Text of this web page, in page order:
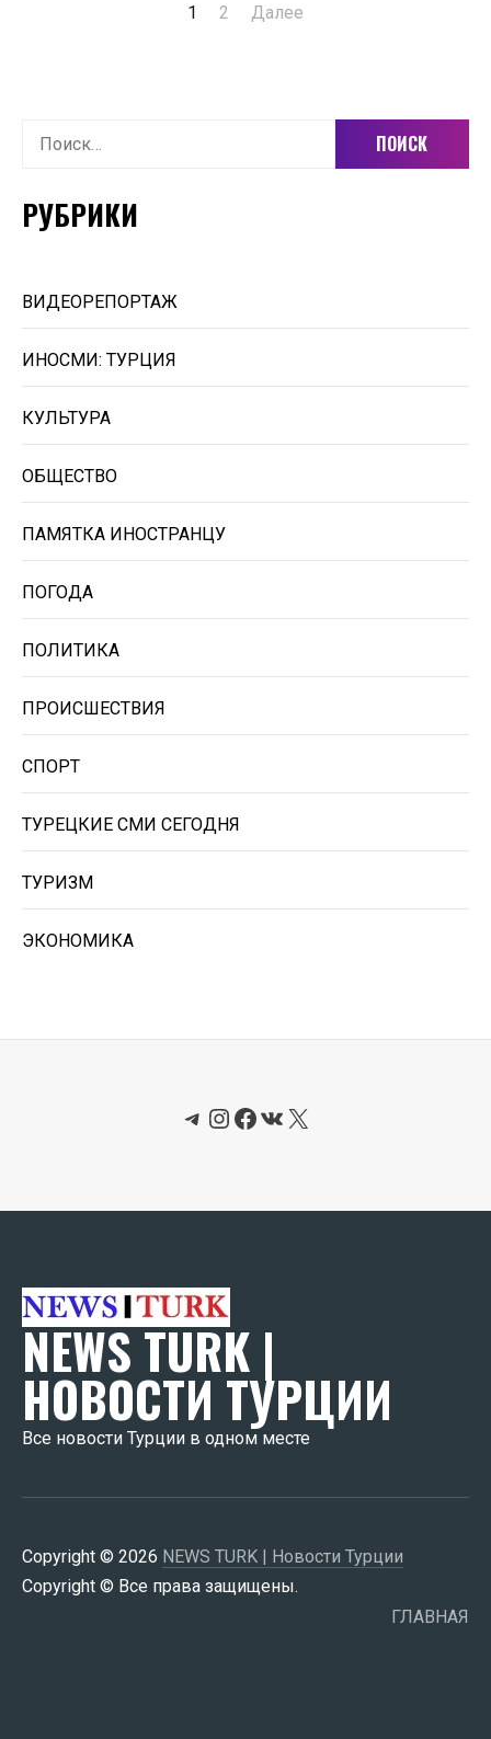
1 2 Далее
Найти:
РУБРИКИ
ВИДЕОРЕПОРТАЖ
ИНОСМИ: ТУРЦИЯ
КУЛЬТУРА
ОБЩЕСТВО
ПАМЯТКА ИНОСТРАНЦУ
ПОГОДА
ПОЛИТИКА
ПРОИСШЕСТВИЯ
СПОРТ
ТУРЕЦКИЕ СМИ СЕГОДНЯ
ТУРИЗМ
ЭКОНОМИКА
Telegram
Instagram
Facebook
ВКонтакте
X
NEWS TURK |
НОВОСТИ ТУРЦИИ
Все новости Турции в одном месте
Copyright © 2026 NEWS TURK | Новости Турции
Copyright © Все права защищены.
ГЛАВНАЯ